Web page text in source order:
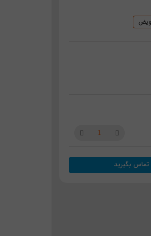
تماس بگیرید